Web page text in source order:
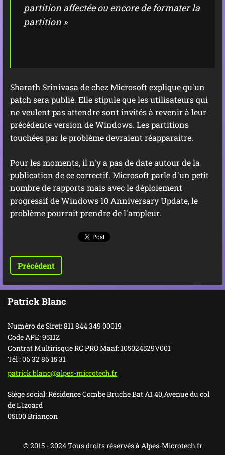
partition affectée ou encore de formater la
partition »
Sharath Srinivasa de chez Microsoft explique qu'un
patch sera publié. Elle stipule que les utilisateurs qui
ne veulent pas attendre sont invités à revenir à leur
précédente version de Windows. Les partitions
touchées par le problème devraient réapparaitre.
Pour les moments, il n'y a pas de date autour de la
publication de ce correctif. Microsoft parle d'un petit
nombre de rapports mais avec le déploiement
progressif de Windows 10 Anniversary Update, le
problème pourrait prendre de l'ampleur.
Précédent
Patrick Blanc
Numéro de Siret: 811 844 349 00019
Code APE: 9511Z
Contrat Multirisque RC PRO Maaf: 105024529V001
Tél : 06 32 86 15 31
patrick.blanc@alpes-microtech.fr
Siège social: Résidence Combe Bruche Bat A1 40,Avenue du col
de L'Izoard
05100 Briançon
© 2015 - 2024 Tous droits réservés à Alpes-Microtech.fr